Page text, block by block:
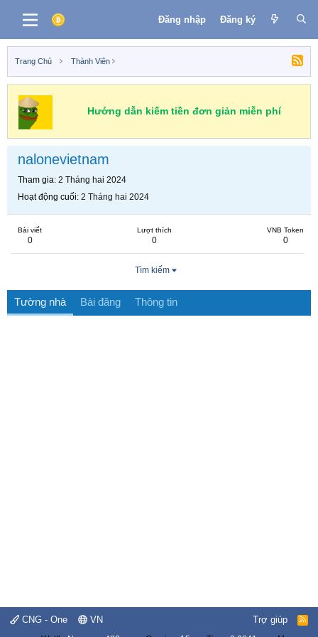
Đăng nhập Đăng ký
Trang Chủ Thành Viên
Hướng dẫn kiếm tiền đơn giản miễn phí
nalonevietnam
Tham gia 2 Tháng hai 2024
Hoạt động cuối 2 Tháng hai 2024
Bài viết
0
Lượt thích
0
VNB Token
0
Tìm kiếm
Tường nhà Bài đăng Thông tin
CNG - One VN Trợ giúp
R